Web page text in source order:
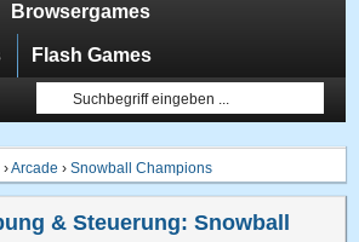
Browsergames
Flash Games
›Arcade ›Snowball Champions
& Steuerung:Snowball